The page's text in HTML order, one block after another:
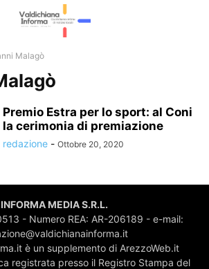
Malagò
Premio Estra per lo sport: al Coni
la cerimonia di premiazione
redazione - Ottobre 20, 2020
INFORMA MEDIA S.R.L.
- Numero REA: AR-206189 - e-mail:
è un supplemento di ArezzoWeb.it
registrata presso il Registro Stampa del